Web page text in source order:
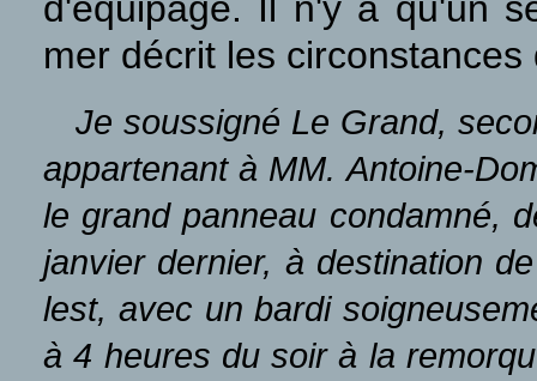
mer décrit les
Je soussigné Le Grand,
appartenant à MM. Antoine-
le grand panneau condamné,
janvier dernier, à destination
lest, avec un bardi
à 4 heures du soir à la